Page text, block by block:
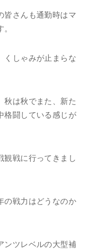
皆さんも通勤時はマ
くしゃみが止まらな
秋は秋でまた、新た
格闘している感じが
観戦に行ってきまし
の戦力はどうなのか
ンツレベルの大型補